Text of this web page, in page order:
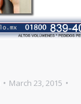
March 23, 2015